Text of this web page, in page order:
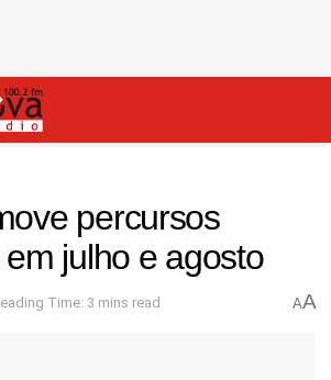
percursos
julho e agosto
Time: 3 mins read AA